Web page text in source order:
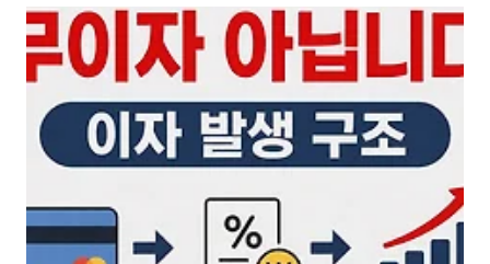
요합니다지금 할 일✔ 카드 앱 실행✔ ‘잔여 한도’ 확인✔ 부족하면 즉시 상향
신청⚠️ 전날 안 하면 → 당일 반영 안 되는 경우 많습니다👉 자세한 원인 →
[88번 글] 취득세 카드 결제 안 되는 이유 3가지2. 결제 방식 미리 결정⛔ 결제
할 때 고민하면 늦습니다핵심👉 취득세는 무이자 할부 없음💸 금액 차이60..